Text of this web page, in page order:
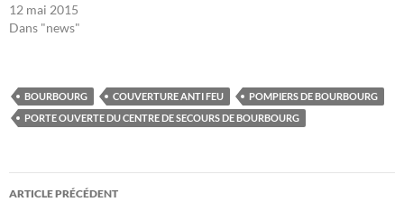
12 mai 2015
Dans "news"
BOURBOURG COUVERTURE ANTI FEU
POMPIERS DE BOURBOURG
PORTE OUVERTE DU CENTRE DE SECOURS DE BOURBOURG
Navigation
ARTICLE PRÉCÉDENT